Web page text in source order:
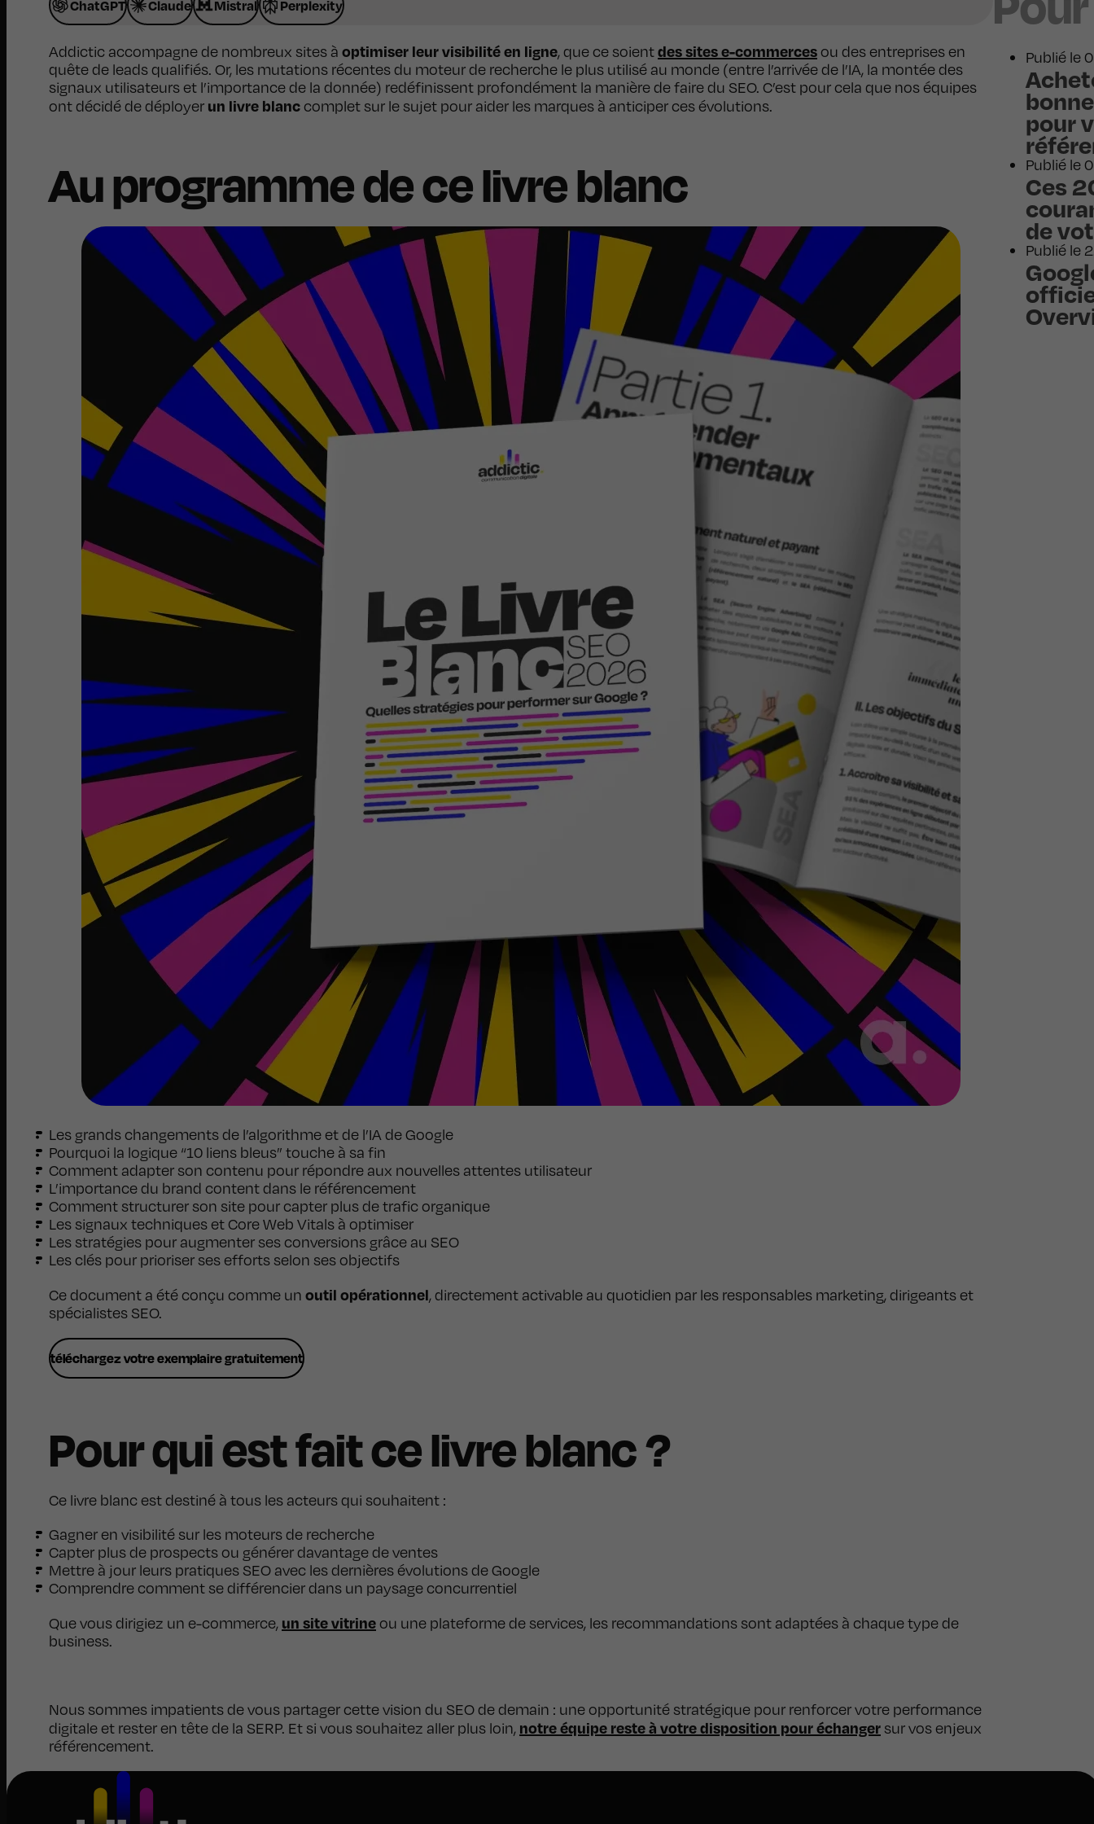
ChatGPT Claude Mistral Perplexity
Addictic accompagne de nombreux sites à optimiser leur visibilité en ligne, que ce soientdes sites e-commerces ou des entreprises en
quête de leads qualifiés. Or, les mutations récentes du moteur de recherche le plus utilisé au monde (entre l’arrivée de l’IA, la montée des
signaux utilisateurs et l’importance de la donnée) redéfinissent profondément la manière de faire du SEO. C’est pour cela que nos équipes
ont décidé de déployer un livre blanc complet sur le sujet pour aider les marques à anticiper ces évolutions.
Au programme de ce livre blanc
Les grands changements de l’algorithme et de l’IA de Google
Pourquoi la logique “10 liens bleus” touche à sa fin
Comment adapter son contenu pour répondre aux nouvelles attentes utilisateur
L’importance du brand content dans le référencement
Comment structurer son site pour capter plus de trafic organique
Les signaux techniques et Core Web Vitals à optimiser
Les stratégies pour augmenter ses conversions grâce au SEO
Les clés pour prioriser ses efforts selon ses objectifs
Ce document a été conçu comme un outil opérationnel, directement activable au quotidien par les responsables marketing, dirigeants et
spécialistes SEO.
téléchargez votre exemplaire gratuitement
Pour qui est fait ce livre blanc ?
Ce livre blanc est destiné à tous les acteurs qui souhaitent :
Gagner en visibilité sur les moteurs de recherche
Capter plus de prospects ou générer davantage de ventes
Mettre à jour leurs pratiques SEO avec les dernières évolutions de Google
Comprendre comment se différencier dans un paysage concurrentiel
Que vous dirigiez un e-commerce, un site vitrine ou une plateforme de services, les recommandations sont adaptées à chaque type de
business.
Nous sommes impatients de vous partager cette vision du SEO de demain : une opportunité stratégique pour renforcer votre performance
digitale et rester en tête de la SERP. Et si vous souhaitez aller plus loin, notre équipe reste à votre disposition pour échanger sur vos enjeux
référencement.
Publié le
pour
Publié le
Ces
de
Publié le